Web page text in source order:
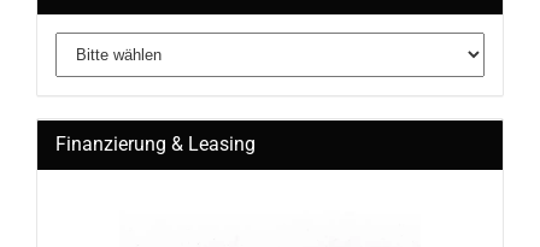
Finanzierung & Leasing